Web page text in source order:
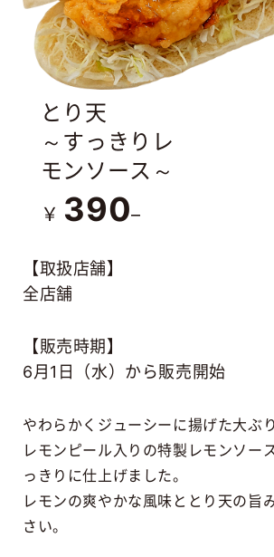
とり天
～すっきりレ
モンソース～
￥ 390–
【取扱店舗】
全店舗
【販売時期】
6月1日（水）から販売開始
やわらかくジューシーに揚げた大ぶ
レモンピール入りの特製レモンソー
っきりに仕上げました。
レモンの爽やかな風味ととり天の旨
さい。